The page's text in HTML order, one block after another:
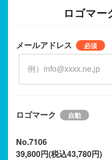
ロゴマー
メールアドレス
ロゴマーク
No.7106
39,800円(税込43,780円)